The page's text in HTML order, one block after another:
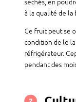
à la qualité de
Ce fruit peut se
condition de le
réfrigérateur.
pendant des